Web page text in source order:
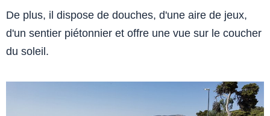
De plus, il dispose de douches, d'une aire de jeux,
d'un sentier piétonnier et offre une vue sur le coucher
du soleil.